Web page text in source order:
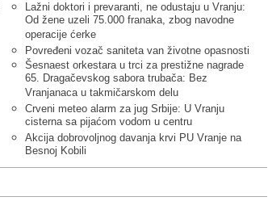
Lažni doktori i prevaranti, ne odustaju u Vranju:
Od žene uzeli 75.000 franaka, zbog navodne
operacije ćerke
Povređeni vozač saniteta van životne opasnosti
Šesnaest orkestara u trci za prestižne nagrade
65. Dragačevskog sabora trubača: Bez
Vranjanaca u takmičarskom delu
Crveni meteo alarm za jug Srbije: U Vranju
cisterna sa pijaćom vodom u centru
Akcija dobrovoljnog davanja krvi PU Vranje na
Besnoj Kobili